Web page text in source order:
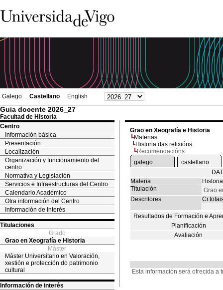
Galego Castellano English
Guia docente 2026_27
Facultad de Historia
Centro
Información básica
Presentación
Localización
Organización y funcionamiento del
centro
Normativa y Legislación
Servicios e Infraestructuras del Centro
Calendario Académico
Otra información del Centro
Información de Interés
Titulaciones
Grado
Grao en Xeografía e Historia
Máster
Máster Universitario en Valoración,
xestión e protección do patrimonio
cultural
Información de interés
Grao en Xeografía e Historia
Materias
Historia das relixións
Recomendacións
galego
castellano
Materia
Titulación
Grao
Descritores
Resultados de Formación e
Planificación
Avaliación
Esta información será ofrecida a